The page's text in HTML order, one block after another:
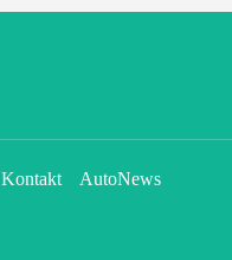
Kontakt AutoNews